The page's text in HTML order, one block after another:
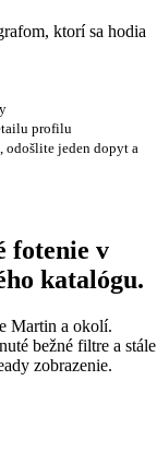
ktorí sa hodia
profilu
odošlite jeden dopyt a
fotenie v
katalógu.
Martin a okolí.
bežné filtre a stále
zobrazenie.